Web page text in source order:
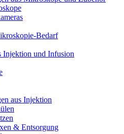
Bedarf
Injektion und Infusion
aus Injektion
& Entsorgung